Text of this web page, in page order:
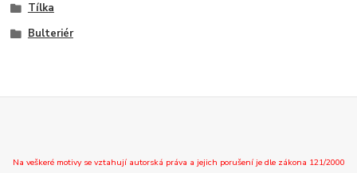
Tílka
Bulteriér
Na veškeré motivy se vztahují autorská práva a jejich porušení je dle zákona 121/2000